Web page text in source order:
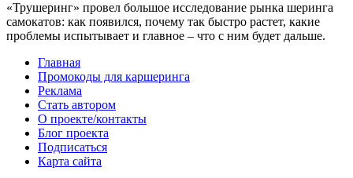
«Трушеринг» провел большое исследование рынка шеринга
самокатов: как появился, почему так быстро растет, какие
проблемы испытывает и главное – что с ним будет дальше.
Главная
Промокоды для каршеринга
Реклама
Стать автором
О проекте/контакты
Блог проекта
Подписаться
Карта сайта